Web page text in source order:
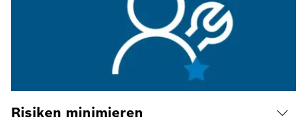
Risiken minimieren